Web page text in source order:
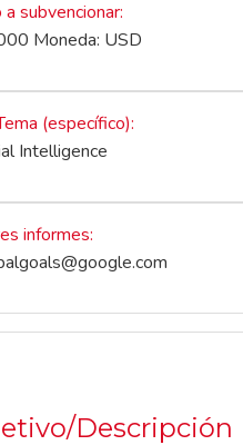
subvencionar
Moneda: USD
(específico)
Intelligence
informes
Descripción